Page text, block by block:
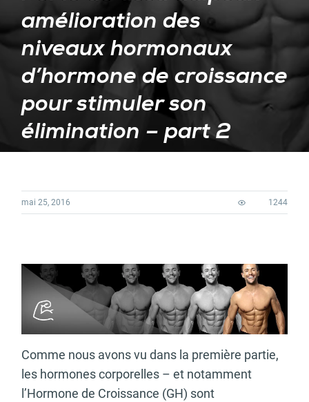
amélioration des
niveaux hormonaux
d’hormone de croissance
pour stimuler son
élimination – part 2
mai 25, 2016 1244
Comme nous avons vu dans la première partie,
les hormones corporelles – et notamment
l’Hormone de Croissance (GH) sont